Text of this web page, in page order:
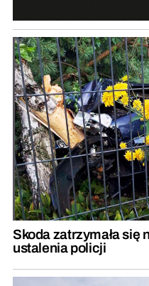
Skoda zatrzymała się
ustalenia policji